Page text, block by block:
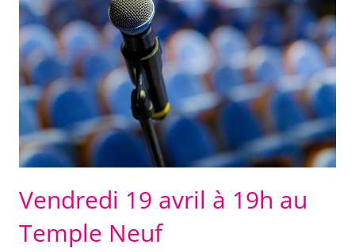
Vendredi 19 avril à 19h au
Temple Neuf